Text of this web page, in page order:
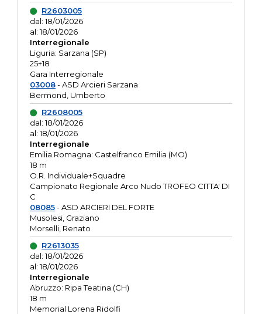
R2603005
dal: 18/01/2026
al: 18/01/2026
Interregionale
Liguria: Sarzana (SP)
25+18
Gara Interregionale
03008- ASD Arcieri Sarzana
Bermond, Umberto
R2608005
dal: 18/01/2026
al: 18/01/2026
Interregionale
Emilia Romagna: Castelfranco Emilia (MO)
18 m
O.R. Individuale+Squadre
Campionato Regionale Arco Nudo TROFEO CITTA' DI
C
08085- ASD ARCIERI DEL FORTE
Musolesi, Graziano
Morselli, Renato
R2613035
dal: 18/01/2026
al: 18/01/2026
Interregionale
Abruzzo: Ripa Teatina (CH)
18 m
Memorial Lorena Ridolfi